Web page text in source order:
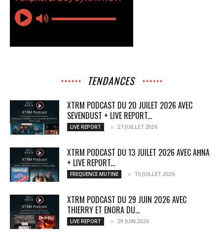
TENDANCES
XTRM PODCAST DU 20 JUILET 2026 AVEC
SEVENDUST + LIVE REPORT...
LIVE REPORT 27 JUILLET 2026
XTRM PODCAST DU 13 JUILET 2026 AVEC AĦNA
+ LIVE REPORT...
FREQUENCE MUTINE 15 JUILLET 2026
XTRM PODCAST DU 29 JUIN 2026 AVEC
THIERRY ET ENORA DU...
LIVE REPORT 29 JUIN 2026